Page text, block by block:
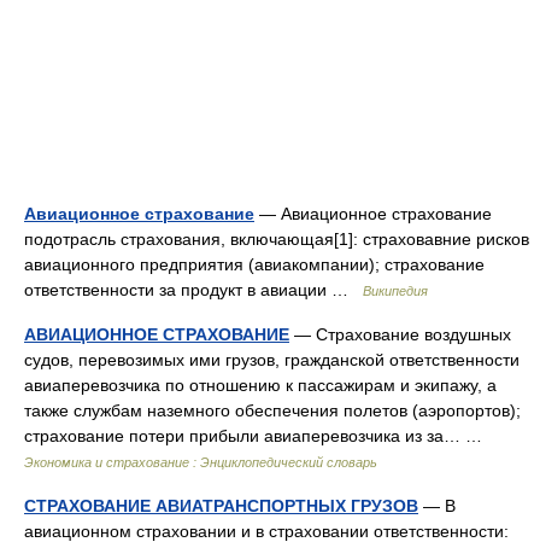
Авиационное страхование — Авиационное страхование
подотрасль страхования, включающая[1]: страховавние рисков
авиационного предприятия (авиакомпании); страхование
ответственности за продукт в авиации …
Википедия
АВИАЦИОННОЕ СТРАХОВАНИЕ — Страхование воздушных
судов, перевозимых ими грузов, гражданской ответственности
авиаперевозчика по отношению к пассажирам и экипажу, а
также службам наземного обеспечения полетов (аэропортов);
страхование потери прибыли авиаперевозчика из за… …
Экономика и страхование : Энциклопедический словарь
СТРАХОВАНИЕ АВИАТРАНСПОРТНЫХ ГРУЗОВ — В
авиационном страховании и в страховании ответственности: